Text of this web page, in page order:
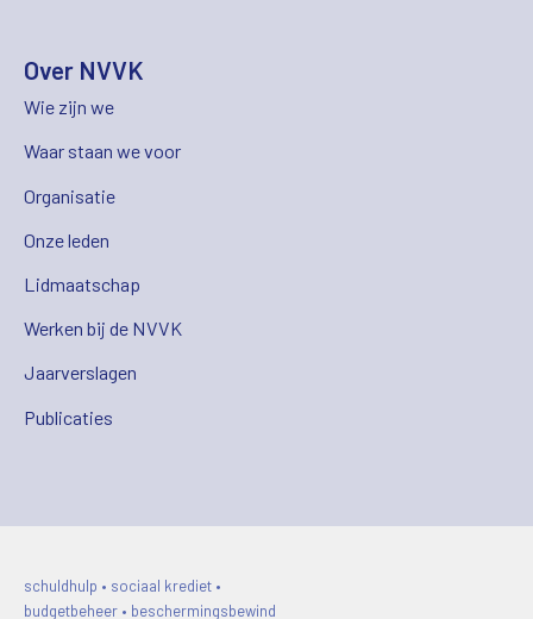
Over NVVK
Wie zijn we
Waar staan we voor
Organisatie
Onze leden
Lidmaatschap
Werken bij de NVVK
Jaarverslagen
Publicaties
schuldhulp • sociaal krediet •
budgetbeheer • beschermingsbewind